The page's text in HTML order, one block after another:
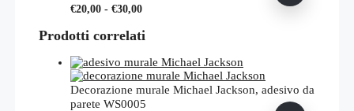
prodotto
possono
essere
scelte
pagina
del
prodotto
€20,00 - €30,00Fascia
prezzo:
€20,00
a
€30,00
Questo
ha
varianti.
Le
opzioni
possono
Prodotti correlati
Decorazione murale Michael Jackson, adesivo da
parete WS0005